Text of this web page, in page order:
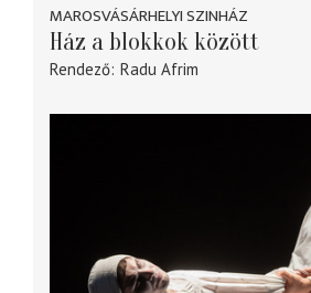
MAROSVÁSÁRHELYI SZINHÁZ
Ház a blokkok között
Rendező Radu Afrim